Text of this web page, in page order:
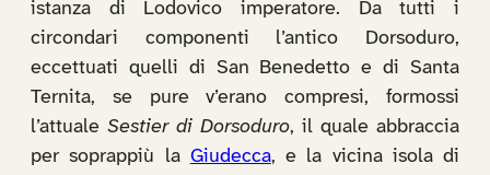
istanza di Lodovico imperatore. Da tutti i
circondari componenti l’antico Dorsoduro,
eccettuati quelli di San Benedetto e di Santa
Ternita, se pure v’erano compresi, formossi
l’attuale Sestier di Dorsoduro, il quale abbraccia
per soprappiù la Giudecca, e la vicina isola di